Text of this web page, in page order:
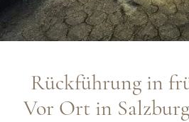
Rückführung in
Vor Ort in